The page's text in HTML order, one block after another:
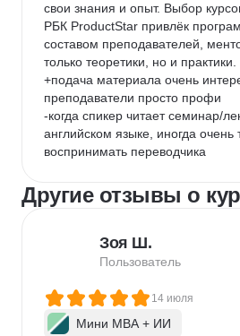
свои знания и опыт. Выбор
РБК ProductStar привлёк
составом преподавателей,
только теоретики, но и практики.
+подача материала очень
преподаватели просто профи
-когда спикер читает семинар/
английском языке, иногда очень
воспринимать переводчика
Другие отзывы о
Зоя Ш.
Пользователь
14 июля
Мини MBA + ИИ